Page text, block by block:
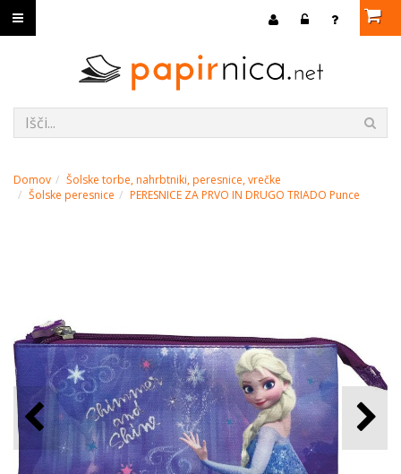
Domov
Šolske torbe, nahrbtniki, peresnice, vrečke
Šolske peresnice
PERESNICE ZA PRVO IN DRUGO TRIADO Punce